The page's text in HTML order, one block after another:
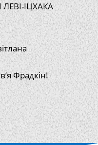
ІЦХАКА
Фрадкін!